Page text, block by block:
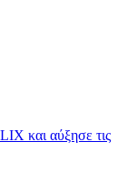
και αύξησε τις